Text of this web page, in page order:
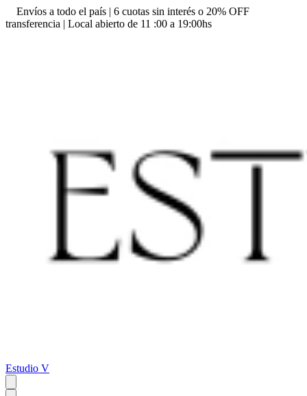
Envíos a todo el país | 6 cuotas sin interés o 20% OFF
transferencia | Local abierto de 11 :00 a 19:00hs
Estudio V